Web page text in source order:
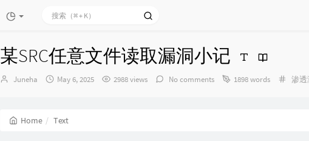
某SRC任意文件读取漏洞小记
Author：
Juneha
发
May 6, 2025 2988 views No comments 1898 words 渗
Home Text